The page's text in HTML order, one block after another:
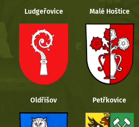
Ludgeřovice Malé Hoštice
Oldřišov Petřkovice